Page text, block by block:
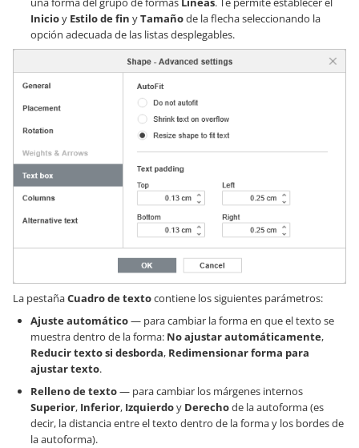
Inicioy Estilo de fin yTamañode la flecha seleccionando la
opción adecuada de las listas desplegables.
La pestañaCuadro de textocontiene los siguientes parámetros:
Ajuste automático— para cambiar la forma en que el texto se
muestra dentro de la forma: No ajustar automáticamente,
Reducir texto si desborda, Redimensionar forma para
ajustar texto.
Relleno de texto— para cambiar los márgenes internos
Superior, Inferior, Izquierdoy Derechode la autoforma (es
decir, la distancia entre el texto dentro de la forma y los bordes de
la autoforma).